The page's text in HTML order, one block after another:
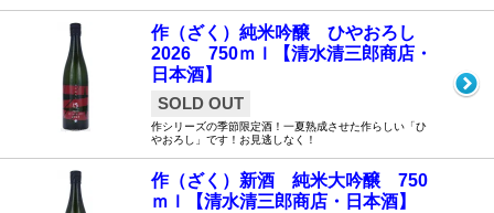
作（ざく）純米吟醸 ひやおろし
2026 750ｍｌ【清水清三郎商店・
日本酒】
SOLD OUT
作シリーズの季節限定酒！一夏熟成させた作らしい「ひ
やおろし」です！お見逃しなく！
作（ざく）新酒 純米大吟醸 750
ｍｌ【清水清三郎商店・日本酒】